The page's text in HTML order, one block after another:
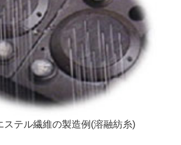
ステル繊維の製造例(溶融紡糸)